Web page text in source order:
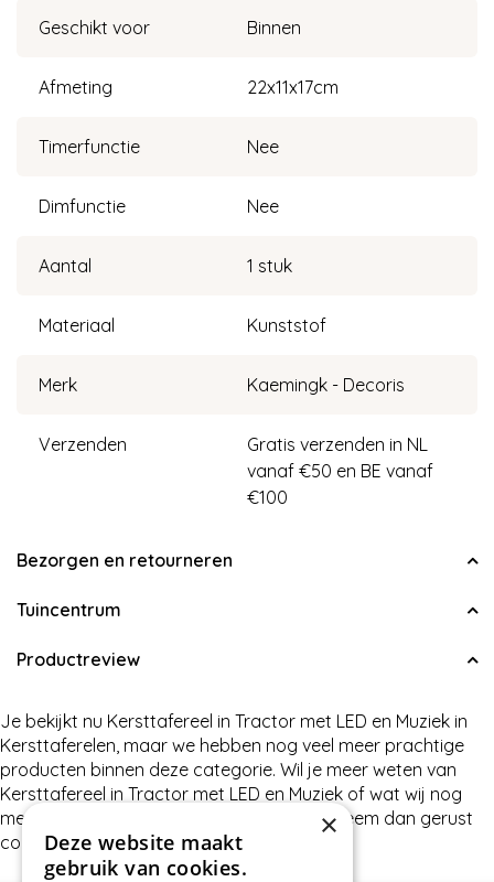
Geschikt voor Binnen
Afmeting 22x11x17cm
Timerfunctie Nee
Dimfunctie Nee
Aantal 1 stuk
Materiaal Kunststof
Merk Kaemingk - Decoris
Verzenden
Gratis verzenden in NL
vanaf €50 en BE vanaf
€100
Bezorgen en retourneren
Tuincentrum
Productreview
Je bekijkt nu Kersttafereel in Tractor met LED en Muziek in
Kersttaferelen, maar we hebben nog veel meer prachtige
producten binnen deze categorie. Wil je meer weten van
Kersttafereel in Tractor met LED en Muziek of wat wij nog
meer te bieden hebben in Kersttaferelen, neem dan gerust
contact met ons op.
×
Deze website maakt
gebruik van cookies.